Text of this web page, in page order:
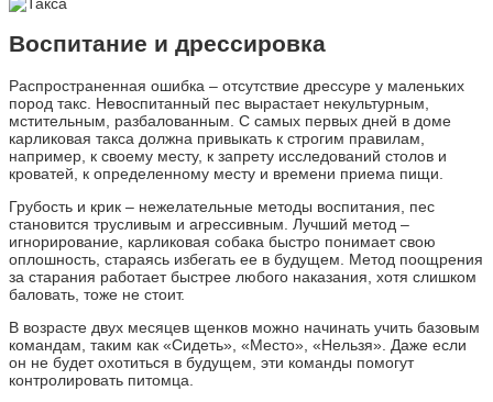
Воспитание и дрессировка
Распространенная ошибка – отсутствие дрессуре у маленьких
пород такс. Невоспитанный пес вырастает некультурным,
мстительным, разбалованным. С самых первых дней в доме
карликовая такса должна привыкать к строгим правилам,
например, к своему месту, к запрету исследований столов и
кроватей, к определенному месту и времени приема пищи.
Грубость и крик – нежелательные методы воспитания, пес
становится трусливым и агрессивным. Лучший метод –
игнорирование, карликовая собака быстро понимает свою
оплошность, стараясь избегать ее в будущем. Метод поощрения
за старания работает быстрее любого наказания, хотя слишком
баловать, тоже не стоит.
В возрасте двух месяцев щенков можно начинать учить базовым
командам, таким как «Сидеть», «Место», «Нельзя». Даже если
он не будет охотиться в будущем, эти команды помогут
контролировать питомца.